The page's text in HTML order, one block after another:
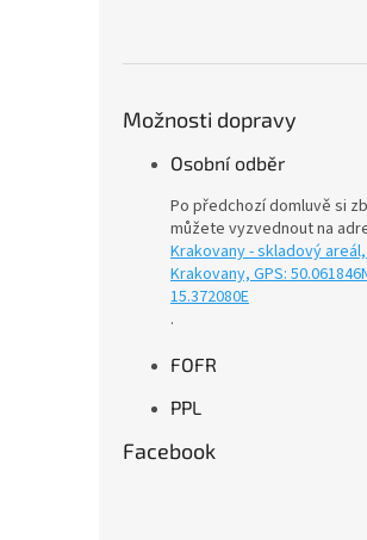
Možnosti dopravy
Osobní odběr
Po předchozí domluvě si
můžete vyzvednout na
Krakovany - skladový
Krakovany, GPS:
15.372080E
.
FOFR
PPL
Facebook